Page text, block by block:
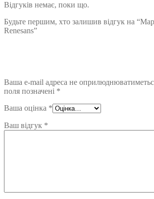
Відгуків немає, поки що.
Будьте першим, хто залишив відгук на
Renesans”
Ваша e-mail адреса не
поля позначені *
Ваша оцінка *
Ваш відгук *